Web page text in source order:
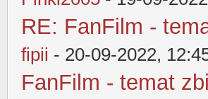
RE: FanFilm -
fipii - 20-09-2022,
FanFilm - temat